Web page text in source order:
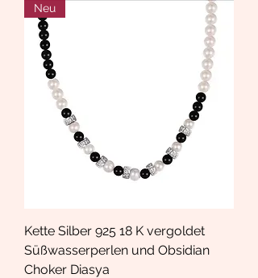
Neu
Kette Silber 925 18 K vergoldet
Süßwasserperlen und Obsidian
Choker Diasya